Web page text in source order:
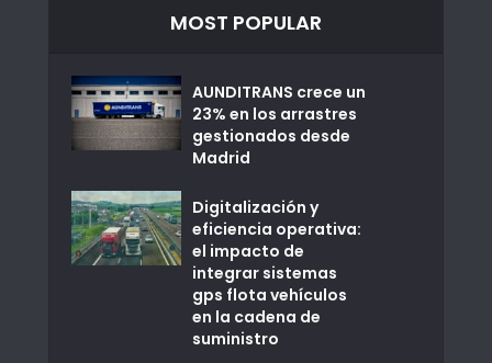
MOST POPULAR
AUNDITRANS crece un
23% en los arrastres
gestionados desde
Madrid
Digitalización y
eficiencia operativa:
el impacto de
integrar sistemas
gps flota vehículos
en la cadena de
suministro